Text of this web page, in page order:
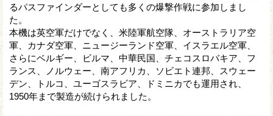
るパスファインダーとしても多くの爆撃作戦に参加しまし
た。
本機は英空軍だけでなく、米陸軍航空隊、オーストラリア空
軍、カナダ空軍、ニュージーランド空軍、イスラエル空軍、
さらにベルギー、ビルマ、中華民国、チェコスロバキア、フ
ランス、ノルウェー、南アフリカ、ソビエト連邦、スウェー
デン、トルコ、ユーゴスラビア、ドミニカでも運用され、
1950年まで製造が続けられました。